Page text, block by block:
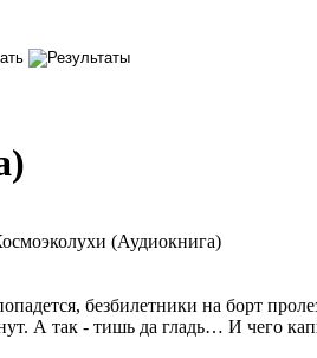
безбилетники на борт
А так - тишь да гладь… И чего